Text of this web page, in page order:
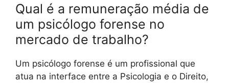
Qual é a remuneração média de
um psicólogo forense no
mercado de trabalho?
Um psicólogo forense é um profissional que
atua na interface entre a Psicologia e o Direito,